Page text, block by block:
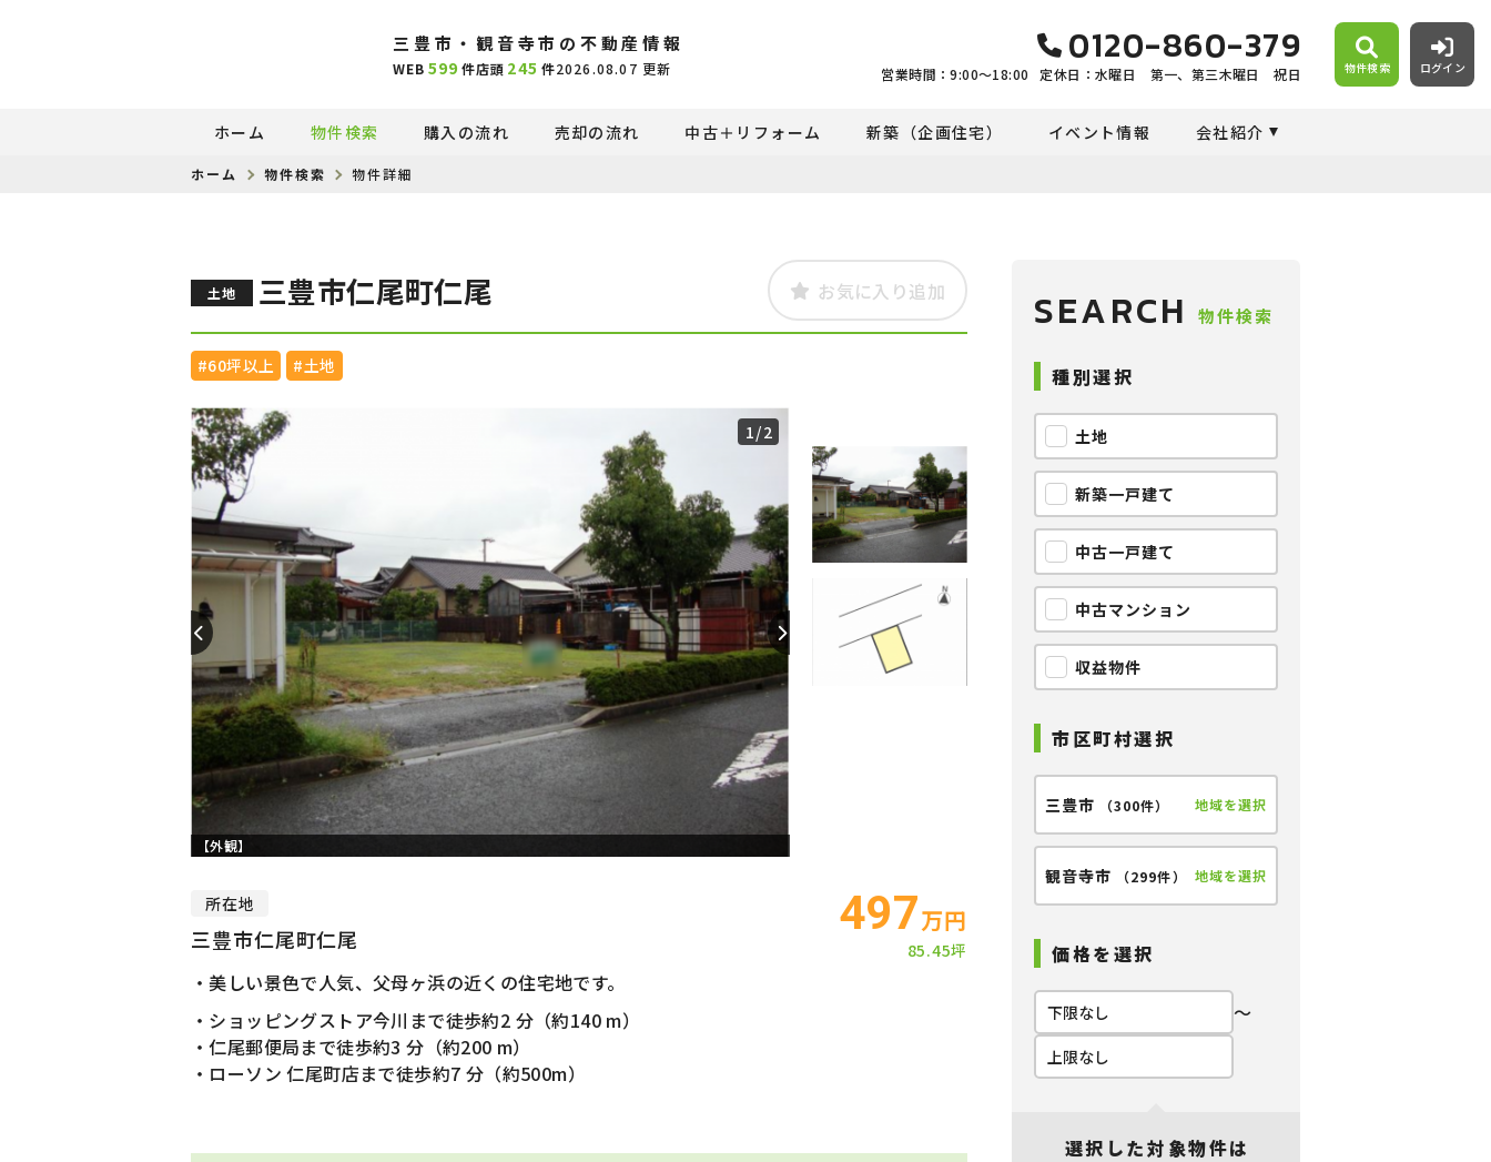
三豊市・観音寺市の不動産情報
WEB 599 件店頭 245 件2026.08.07 更新 0120-860-379
営業時間：9:00〜18:00 定休日：水曜日 第一、第三木曜日 祝日 物件検索 ログイン
ホーム 物件検索 購入の流れ 売却の流れ 中古＋リフォーム 新築（企画住宅） イベント情報 会社紹介
ホーム 物件検索 物件詳細
土地 三豊市仁尾町仁尾 お気に入り追加
#60坪以上 #土地
1/2
【外観】
所在地
三豊市仁尾町仁尾 497万円
85.45坪
・美しい景色で人気、父母ヶ浜の近くの住宅地です。
・ショッピングストア今川まで徒歩約2 分（約140 m）
・仁尾郵便局まで徒歩約3 分（約200 m）
・ローソン 仁尾町店まで徒歩約7 分（約500m）
SEARCH 物件検索
種別選択
土地
新築一戸建て
中古一戸建て
中古マンション
収益物件
市区町村選択
三豊市 （300件） 地域を選択
観音寺市 （299件） 地域を選択
価格を選択
〜
選択した対象物件は